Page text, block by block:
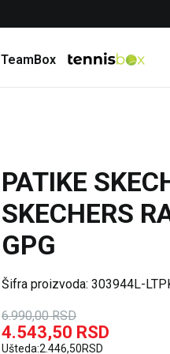
TeamBox
PATIKE
SKECHERS
GPG
Šifra proizvoda: 303944L-
6.990,00 RSD
4.543,50 RSD
Ušteda:2.446,50RSD